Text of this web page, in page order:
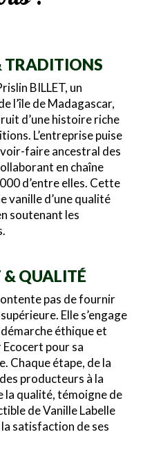
TRADITIONS
BILLET, un
l’île de Madagascar,
d’une histoire riche
L’entreprise puise
faire ancestral des
en chaîne
d’entre elles. Cette
vanille d’une qualité
soutenant les
& QUALITÉ
pas de fournir
Elle s’engage
éthique et
pour sa
Chaque étape, de la
producteurs à la
la qualité, témoigne de
de Vanille Labelle
la satisfaction de ses